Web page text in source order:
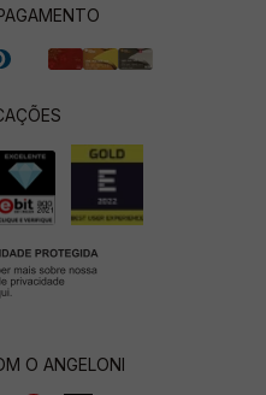
O ANGELONI